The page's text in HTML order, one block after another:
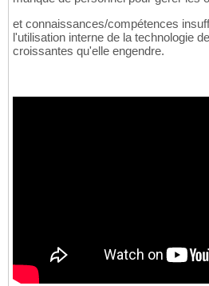
et connaissances/compétences
l'utilisation interne de la technologie
croissantes qu'elle engendre.